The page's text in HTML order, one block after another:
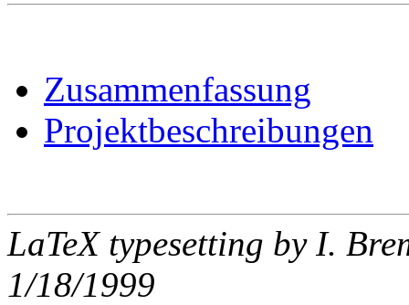
Zusammenfassung
Projektbeschreibungen
LaTeX typesetting by I.
1/18/1999